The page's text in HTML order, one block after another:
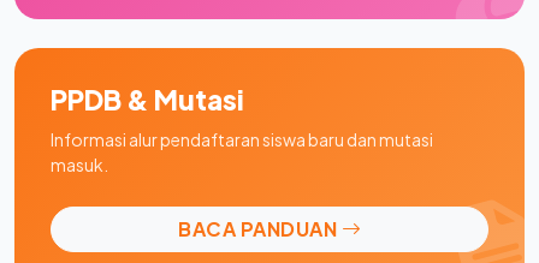
PPDB & Mutasi
Informasi alur pendaftaran siswa baru dan mutasi
masuk.
BACA PANDUAN